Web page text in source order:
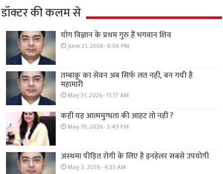
डॉक्टर की कलम से
योग विज्ञान के प्रथम गुरु हैं भगवान शिव
June 21, 2026- 8:06 PM
तम्बाकू का सेवन अब सिर्फ लत नहीं, बन गयी है
महामारी
May 31, 2026- 11:17 AM
कहीं यह आत्ममुग्धता की आहट तो नहीं ?
May 19, 2026- 5:49 PM
अस्थमा पीड़ित रोगी के लिए है इनहेलर सबसे उपयोगी
May 5, 2026- 4:33 AM